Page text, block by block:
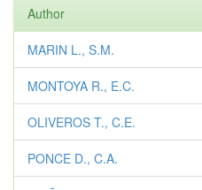
Author
MARIN L., S.M.
MONTOYA R., E.C.
OLIVEROS T., C.E.
PONCE D., C.A.